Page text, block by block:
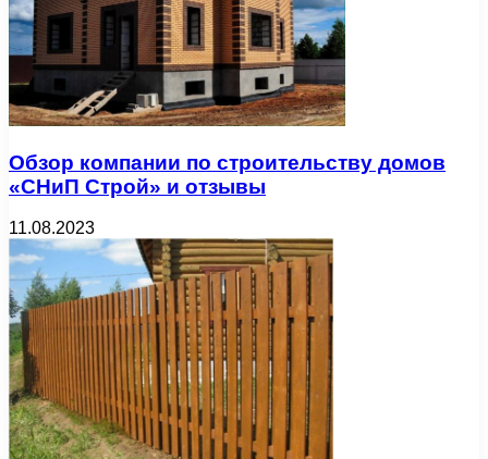
Обзор компании по строительству домов
«СНиП Строй» и отзывы
11.08.2023